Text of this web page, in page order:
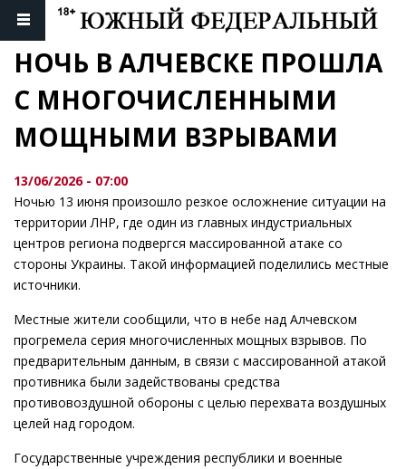
НОЧЬ В АЛЧЕВСКЕ ПРОШЛА
С МНОГОЧИСЛЕННЫМИ
МОЩНЫМИ ВЗРЫВАМИ
13/06/2026 - 07:00
Ночью 13 июня произошло резкое осложнение ситуации на
территории ЛНР, где один из главных индустриальных
центров региона подвергся массированной атаке со
стороны Украины. Такой информацией поделились местные
источники.
Местные жители сообщили, что в небе над Алчевском
прогремела серия многочисленных мощных взрывов. По
предварительным данным, в связи с массированной атакой
противника были задействованы средства
противовоздушной обороны с целью перехвата воздушных
целей над городом.
Государственные учреждения республики и военные